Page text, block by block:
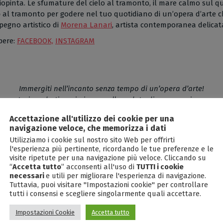
Le sfumature del cielo al tramonto, il mare calmo sul
tramonto per godere nel tuo quotidiano di un’opera d’arte
artistico di Morena Lanari, artista contemporanea
FACEBOOK, INSTAGRAM
Immergiti nell’incanto senza tempo di un’opera d’arte!
potrai perderti ogni giorno nella veduta di uno scorcio
rappresentazione figurativa o di uno scatto che
Oltre a ciò, sosterrai l’incessante e impegnato operato degli autori!
che vanno oltre la decorazione per divenire vere e
da artisti di talento contemporanei, potranno donare
con cura per trasmettere emozioni e suscitare sensazioni di
del quotidiano in favore di qualche attimo di intima
caos ed un invito a esplorare le profondità dell’animo.
le riproduzioni, che realizzeremo secondo i più altri
Accettazione all'utilizzo dei cookie per una
navigazione veloce, che memorizza i dati
Utilizziamo i cookie sul nostro sito Web per offrirti
l'esperienza più pertinente, ricordando le tue preferenze e le
visite ripetute per una navigazione più veloce. Cliccando su
“Accetta tutto” acconsenti all'uso di TUTTI i cookie
necessarie utili per migliorare l'esperienza di navigazione.
Tuttavia, puoi visitare "Impostazioni cookie" per controllare
tutti i consensi e scegliere singolarmente quali accettare.
Impostazioni Cookie Accetta tutto